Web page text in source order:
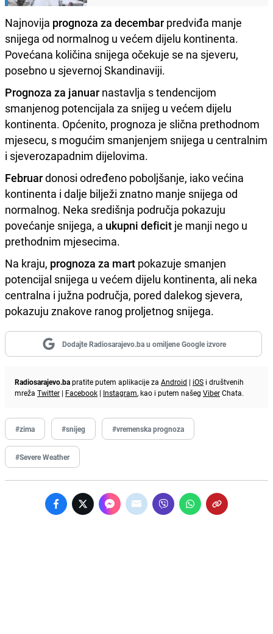
Najnovija prognoza za decembar predviđa manje
snijega od normalnog u većem dijelu kontinenta.
Povećana količina snijega očekuje se na sjeveru,
posebno u sjevernoj Skandinaviji.
Prognoza za januar nastavlja s tendencijom
smanjenog potencijala za snijeg u većem dijelu
kontinenta. Općenito, prognoza je slična prethodnom
mjesecu, s mogućim smanjenjem snijega u centralnim
i sjeverozapadnim dijelovima.
Februardonosi određeno poboljšanje, iako većina
kontinenta i dalje bilježi znatno manje snijega od
normalnog. Neka središnja područja pokazuju
povećanje snijega, a ukupni deficit je manji nego u
prethodnim mjesecima.
Na kraju, prognoza za mart pokazuje smanjen
potencijal snijega u većem dijelu kontinenta, ali neka
centralna i južna područja, pored dalekog sjevera,
pokazuju znakove ranog proljetnog snijega.
Dodajte Radiosarajevo.ba u omiljene Google izvore
Radiosarajevo.bapratite putem aplikacije za Android | iOS i društvenih
mreža Twitter | Facebook | Instagram, kao i putem našeg ViberChata.
#zima #snijeg #vremenska prognoza
#Severe Weather